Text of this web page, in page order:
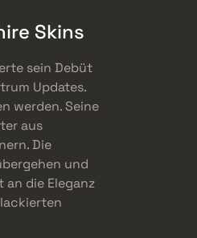
Skins
sein Debüt
Updates.
werden. Seine
aus
Die
und
an die Eleganz